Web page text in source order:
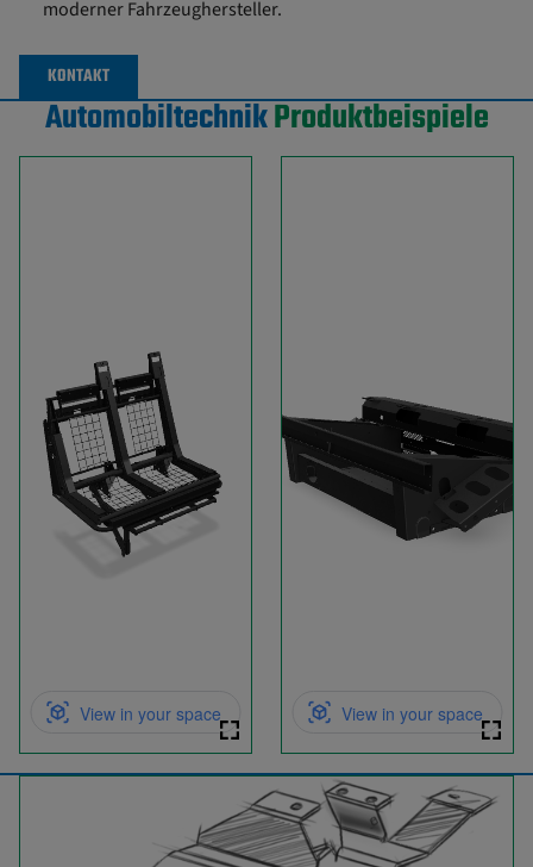
moderner Fahrzeughersteller.
KONTAKT
AutomobiltechnikProduktbeispiele